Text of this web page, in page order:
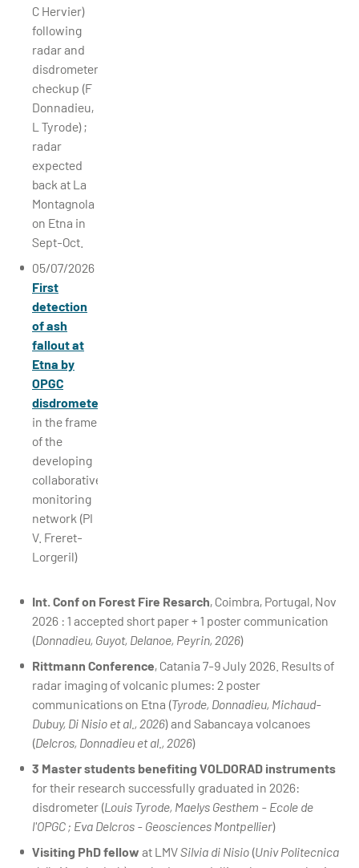
C Hervier)
following
radar and
disdrometer
checkup (F
Donnadieu,
L Tyrode) ;
radar
expected
back at La
Montagnola
on Etna in
Sept-Oct.
05/07/2026
First
detection
of ash
fallout at
Etna by
OPGC
disdrometer
in the frame
of the
developing
collaborative
monitoring
network (PI
V. Freret-
Lorgeril)
Int. Conf on Forest Fire Resarch, Coimbra, Portugal, Nov
2026 : 1 accepted short paper + 1 poster communication
(Donnadieu, Guyot, Delanoe, Peyrin, 2026)
Rittmann Conference, Catania 7-9 July 2026. Results of
radar imaging of volcanic plumes: 2 poster
communications on Etna (Tyrode, Donnadieu, Michaud-
Dubuy, Di Nisio et al., 2026) and Sabancaya volcanoes
(Delcros, Donnadieu et al., 2026)
3 Master students benefiting VOLDORAD instruments
for their research successfully graduated in 2026:
disdrometer (Louis Tyrode, Maelys Gesthem - Ecole de
l'OPGC ; Eva Delcros - Geosciences Montpellier)
Visiting PhD fellow at LMVSilvia di Nisio (Univ Politecnica